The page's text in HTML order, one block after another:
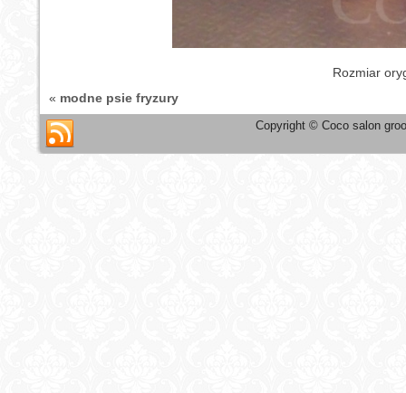
Rozmiar
« modne psie fryzury
Copyright © Coco salon